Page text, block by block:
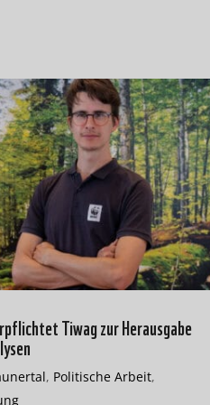
Tiwag zur Herausgabe
, Politische Arbeit,